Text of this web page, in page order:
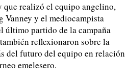
realizó el equipo angelino,
Vanney y el mediocampista
último partido de la campaña
reflexionaron sobre la
del futuro del equipo en relación
emelesero.